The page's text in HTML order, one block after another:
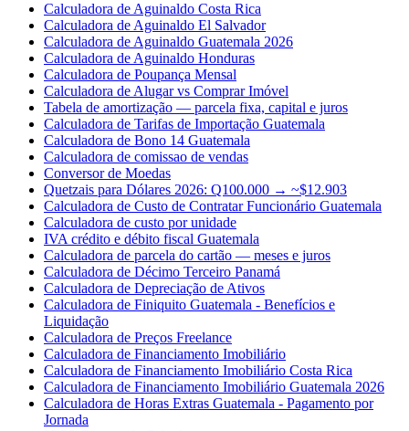
Calculadora de Aguinaldo Costa Rica
Calculadora de Aguinaldo El Salvador
Calculadora de Aguinaldo Guatemala 2026
Calculadora de Aguinaldo Honduras
Calculadora de Poupança Mensal
Calculadora de Alugar vs Comprar Imóvel
Tabela de amortização — parcela fixa, capital e juros
Calculadora de Tarifas de Importação Guatemala
Calculadora de Bono 14 Guatemala
Calculadora de comissao de vendas
Conversor de Moedas
Quetzais para Dólares 2026: Q100.000 → ~$12.903
Calculadora de Custo de Contratar Funcionário Guatemala
Calculadora de custo por unidade
IVA crédito e débito fiscal Guatemala
Calculadora de parcela do cartão — meses e juros
Calculadora de Décimo Terceiro Panamá
Calculadora de Depreciação de Ativos
Calculadora de Finiquito Guatemala - Benefícios e
Liquidação
Calculadora de Preços Freelance
Calculadora de Financiamento Imobiliário
Calculadora de Financiamento Imobiliário Costa Rica
Calculadora de Financiamento Imobiliário Guatemala 2026
Calculadora de Horas Extras Guatemala - Pagamento por
Jornada